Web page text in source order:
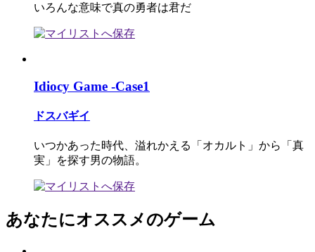
いろんな意味で真の勇者は君だ
Idiocy Game -Case1
ドスバギイ
いつかあった時代、溢れかえる「オカルト」から「真
実」を探す男の物語。
あなたにオススメのゲーム